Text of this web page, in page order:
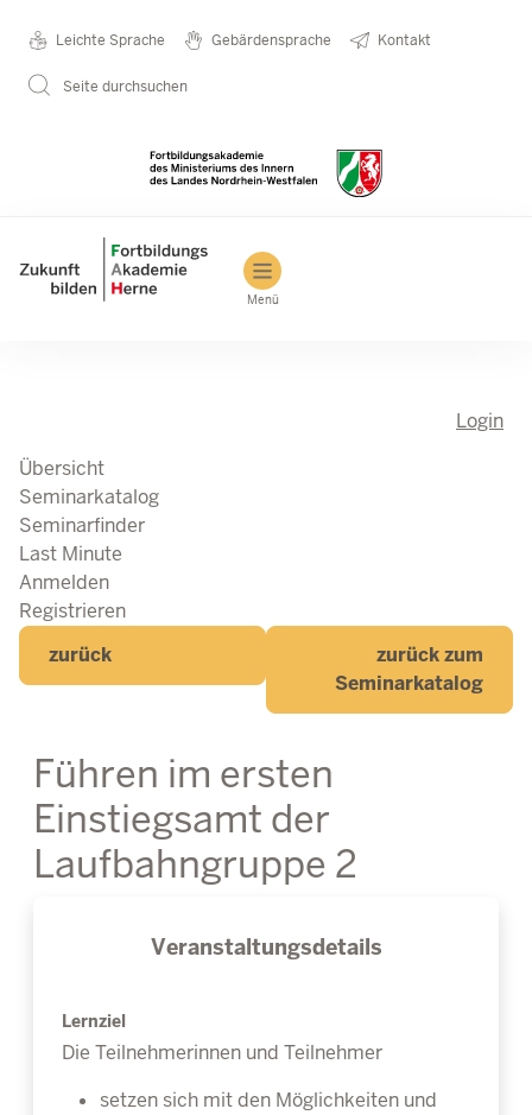
Metanavigation
Leichte Sprache Gebärdensprache Kontakt
Seite durchsuchen
Main navigation
Menü
Login
Übersicht
Seminarkatalog
Seminarfinder
Last Minute
Anmelden
Registrieren
zurück
zurück zum
Seminarkatalog
Führen im ersten
Einstiegsamt der
Laufbahngruppe 2
Veranstaltungsdetails
Lernziel
Die Teilnehmerinnen und Teilnehmer
setzen sich mit den Möglichkeiten und